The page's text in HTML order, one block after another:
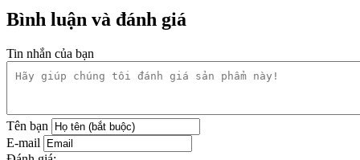
Bình luận và đánh giá
Tin nhắn của bạn
Tên bạn
E-mail